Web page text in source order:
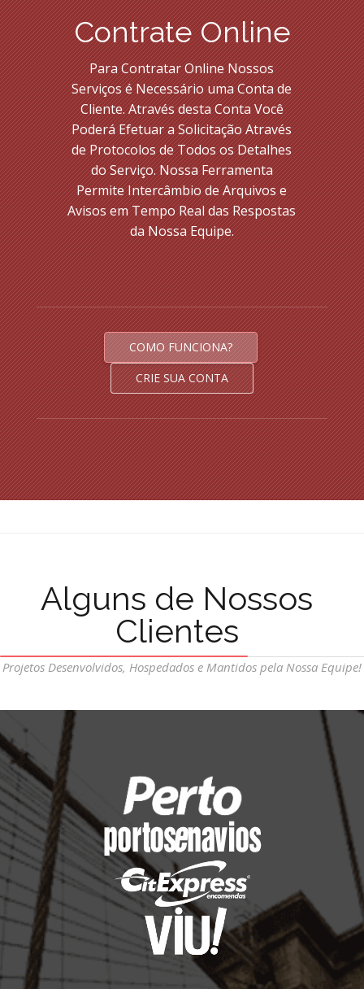
Contrate Online
Para Contratar Online Nossos
Serviços é Necessário uma Conta de
Cliente. Através desta Conta Você
Poderá Efetuar a Solicitação Através
de Protocolos de Todos os Detalhes
do Serviço. Nossa Ferramenta
Permite Intercâmbio de Arquivos e
Avisos em Tempo Real das Respostas
da Nossa Equipe.
COMO FUNCIONA?
CRIE SUA CONTA
Alguns de Nossos
Clientes
Projetos Desenvolvidos, Hospedados e Mantidos pela Nossa Equipe!